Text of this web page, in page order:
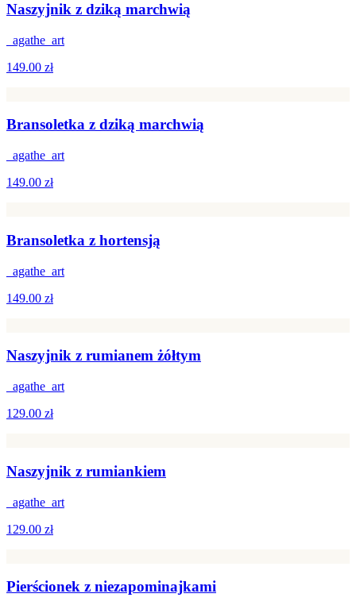
Naszyjnik z dziką marchwią
_agathe_art
149.00 zł
Bransoletka z dziką marchwią
_agathe_art
149.00 zł
Bransoletka z hortensją
_agathe_art
149.00 zł
Naszyjnik z rumianem żółtym
_agathe_art
129.00 zł
Naszyjnik z rumiankiem
_agathe_art
129.00 zł
Pierścionek z niezapominajkami